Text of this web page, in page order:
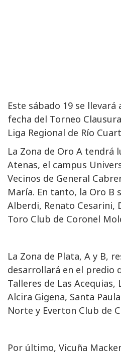
Este sábado 19 se
fecha del Torneo
Liga Regional de Río
La Zona de Oro A tendrá
Atenas, el campus
Vecinos de General
María. En tanto, la Oro B
Alberdi, Renato Cesarini,
Toro Club de Coronel
La Zona de Plata, A y B,
desarrollará en el predio
Talleres de Las Acequias,
Alcira Gigena, Santa
Norte y Everton Club de
Por último, Vicuña